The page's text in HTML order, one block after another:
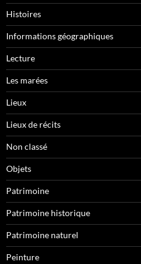
Histoires
Informations géographiques
Lecture
Les marées
Lieux
Lieux de récits
Non classé
Objets
Patrimoine
Patrimoine historique
Patrimoine naturel
Peinture